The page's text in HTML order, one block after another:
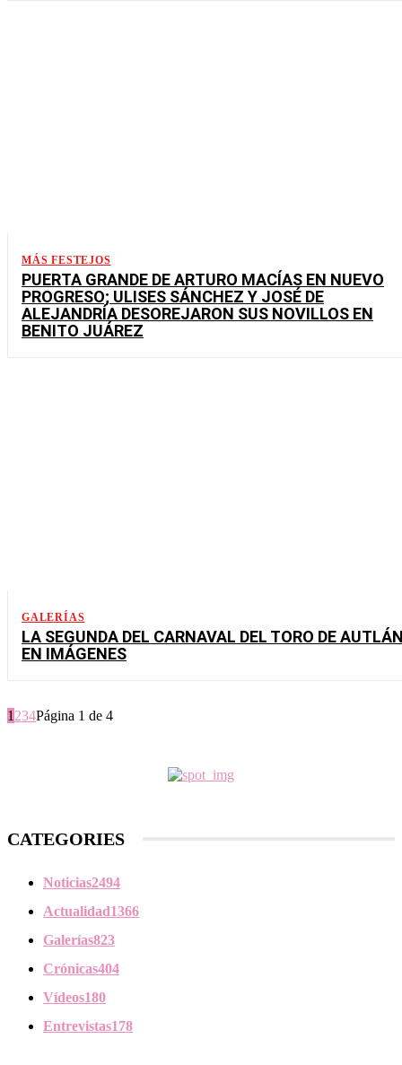
MÁS FESTEJOS
PUERTA GRANDE DE ARTURO MACÍAS EN NUEVO
PROGRESO; ULISES SÁNCHEZ Y JOSÉ DE
ALEJANDRÍA DESOREJARON SUS NOVILLOS EN
BENITO JUÁREZ
GALERÍAS
LA SEGUNDA DEL CARNAVAL DEL TORO DE
EN IMÁGENES
1 234Página 1 de 4
CATEGORIES
Noticias2494
Actualidad1366
Galerías823
Crónicas404
Vídeos180
Entrevistas178